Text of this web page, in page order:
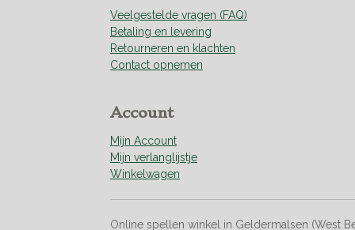
2
1
s
t
e
n
Veelgestelde vragen (FAQ)
Betaling en levering
Retourneren en klachten
Contact opnemen
Account
Mijn Account
Mijn verlanglijstje
Winkelwagen
Online spellen winkel in Geldermalsen (West